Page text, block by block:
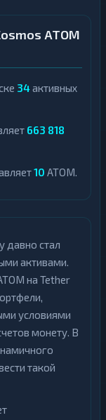
ATOM
34активных
663 818
10 ATOM.
давно стал
активами.
на Tether
условиями
монету. В
такой